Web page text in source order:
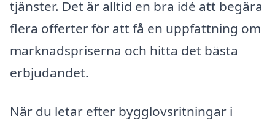
tjänster. Det är alltid en bra idé att begära
flera offerter för att få en uppfattning om
marknadspriserna och hitta det bästa
erbjudandet.
När du letar efter bygglovsritningar i